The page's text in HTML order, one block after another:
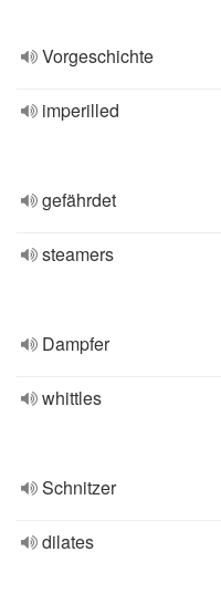
Vorgeschichte
imperilled
gefährdet
steamers
Dampfer
whittles
Schnitzer
dilates